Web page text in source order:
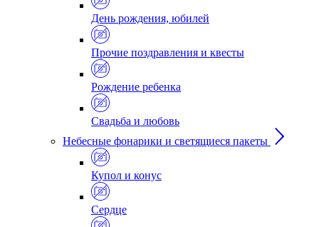
День рождения, юбилей
Прочие поздравления и квесты
Рождение ребенка
Свадьба и любовь
Небесные фонарики и светящиеся пакеты
Купол и конус
Сердце